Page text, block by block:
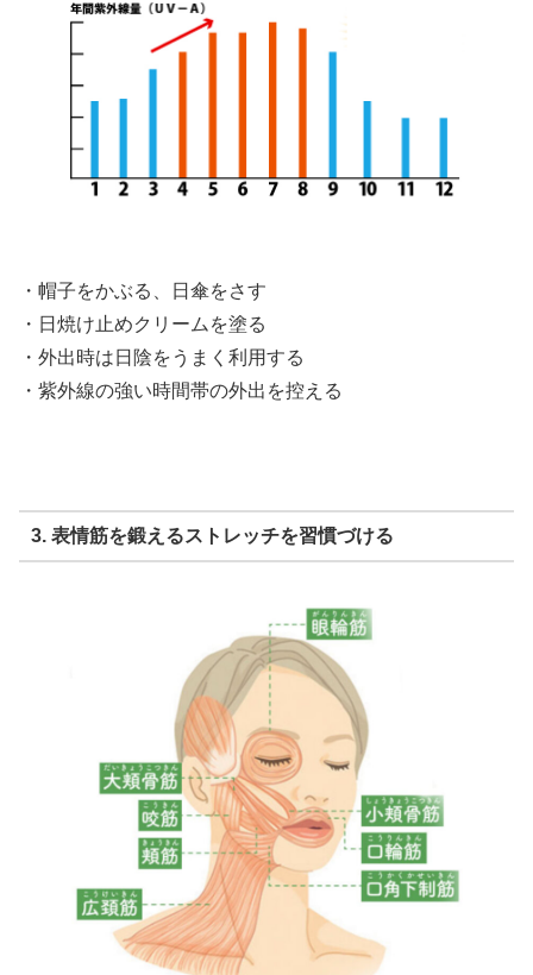
・帽子をかぶる、日傘をさす
・日焼け止めクリームを塗る
・外出時は日陰をうまく利用する
・紫外線の強い時間帯の外出を控える
3. 表情筋を鍛えるストレッチを習慣づける